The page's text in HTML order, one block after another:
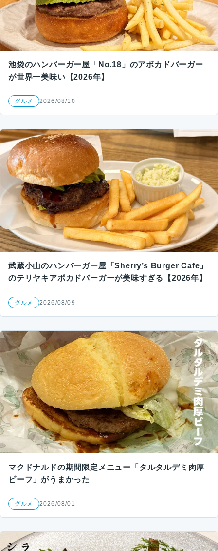
池袋のハンバーガー屋「No.18」のアボカドバーガー
が世界一美味い【2026年】
グルメ 2026/08/10
武蔵小山のハンバーガー屋「Sherry’s Burger Cafe」
のテリヤキアボカドバーガーが美味すぎる【2026年】
グルメ 2026/08/09
マクドナルドの期間限定メニュー「タルタルデミ肉厚
ビーフ」がうまかった
グルメ 2026/08/01